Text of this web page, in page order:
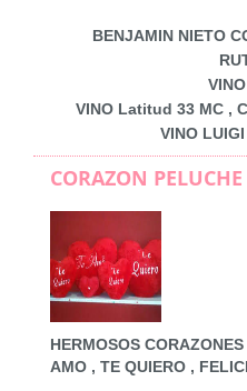
BENJAMIN NIETO
VINO Latitud 33 MC ,
VINO
CORAZON PELUCHE
HERMOSOS
AMO , TE QUIERO ,